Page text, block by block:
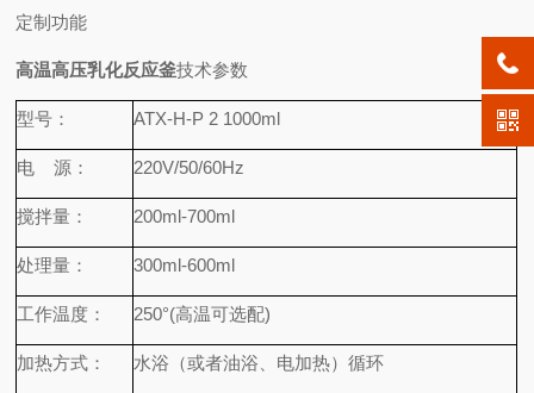
定制功能
高温高压乳化反应釜技术参数
型号： ATX-H-P 2 1000ml
电 源： 220V/50/60Hz
搅拌量： 200ml-700ml
处理量： 300ml-600ml
工作温度： 250°(高温可选配)
加热方式： 水浴（或者油浴、电加热）循环